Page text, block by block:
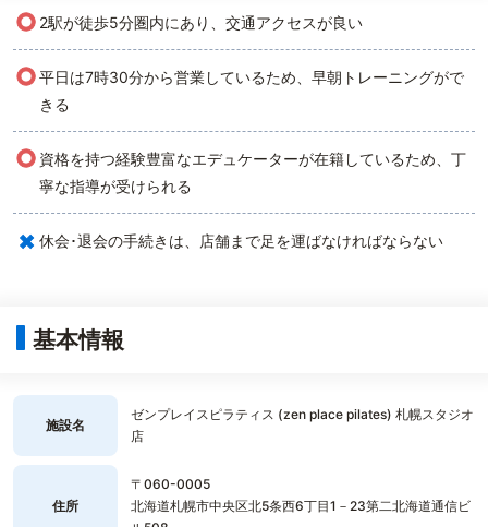
○ 2駅が徒歩5分圏内にあり、交通アクセスが良い
○平日は7時30分から営業しているため、早朝トレーニングがで
きる
○ 資格を持つ経験豊富なエデュケーターが在籍しているため、丁
寧な指導が受けられる
× 休会･退会の手続きは、店舗まで足を運ばなければならない
基本情報
施設名
ゼンプレイスピラティス (zen place pilates) 札幌スタジオ
店
住所
〒060-0005
北海道札幌市中央区北5条西6丁目1－23第二北海道通信ビ